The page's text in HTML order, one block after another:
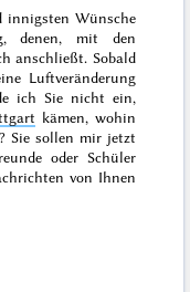
innigsten Wünsche
denen, mit den
anschließt. Sobald
Luftveränderung
ich Sie nicht ein,
kämen, wohin
Sie sollen mir jetzt
oder Schüler
von Ihnen